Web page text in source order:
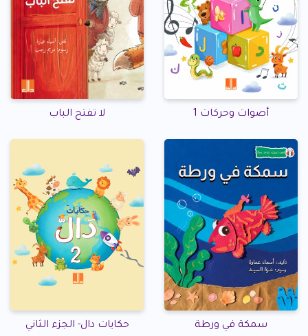
أصوات وحركات 1 لا تفتح الباب
سمكة في ورطة حكايات دال- الجزء الثاني